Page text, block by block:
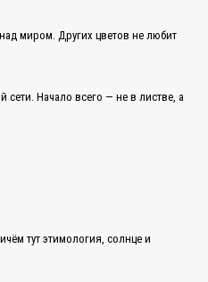
миром. Других цветов не любит
Начало всего — не в листве, а
тут этимология, солнце и